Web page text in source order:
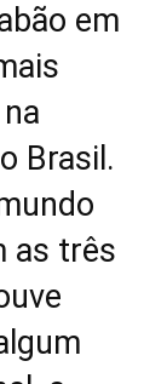
em
Brasil.
as três